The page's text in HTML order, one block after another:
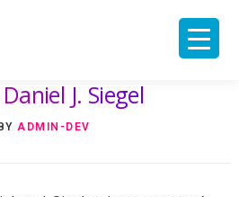
O PROJEKTU
E-SHOP
ARCHIV ČLÁNKŮ
J. Siegel
BY ADMIN-DEV